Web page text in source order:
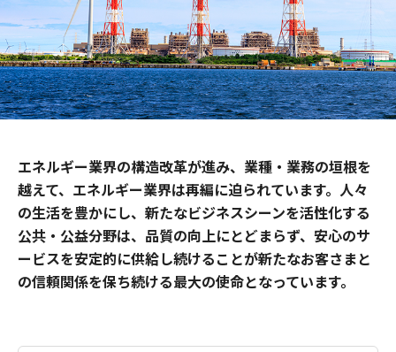
エネルギー業界の構造改革が進み、業種・業務の垣根を
越えて、エネルギー業界は再編に迫られています。人々
の生活を豊かにし、新たなビジネスシーンを活性化する
公共・公益分野は、品質の向上にとどまらず、安心のサ
ービスを安定的に供給し続けることが新たなお客さまと
の信頼関係を保ち続ける最大の使命となっています。